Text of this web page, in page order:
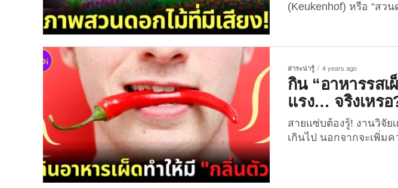
(Keukenhof) หรือ “สว
คุ้นตากับภาพสวนดอกไ
อย่างแน่นอน เพราะครั้
กลายเป็นตำนานที่หลา
เสียงออกมาจากภาพเป็
หวัดอะไรค๊าาา” อีกต่าง
นิยมถึงขั้นที่เหล่านักเรี
ตั้งเป็นภาพพื้นหลัง
สาระน่ารู้ 4 years ago
กิน “อาหารรส
แรง… จริงเหรอ
สายแซ่บต้องรู้! งานวิจัย
เกินไป นอกจากจะเพิ่ม